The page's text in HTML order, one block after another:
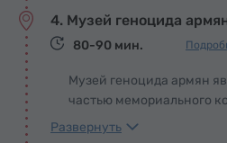
языческих богов Ваагна
этом холме.
4. Музей геноцида
80-90 мин.
Музей геноцида армян
частью мемориального
Цицернакаберд и играет
Развернуть